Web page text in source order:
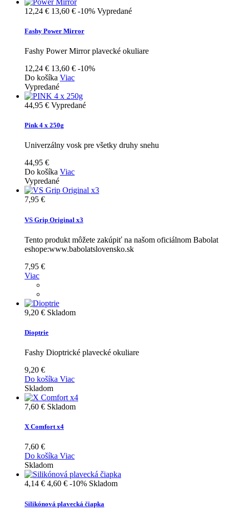
12,24 € 13,60 € -10% Vypredané
Fashy Power Mirror
Fashy Power Mirror plavecké okuliare
12,24 € 13,60 € -10%
Do košíka Viac
Vypredané
44,95 € Vypredané
Pink 4 x 250g
Univerzálny vosk pre všetky druhy snehu
44,95 €
Do košíka Viac
Vypredané
7,95 €
VS Grip Original x3
Tento produkt môžete zakúpiť na našom oficiálnom Babolat
eshope:www.babolatslovensko.sk
7,95 €
Viac
9,20 € Skladom
Dioptrie
Fashy Dioptrické plavecké okuliare
9,20 €
Do košíka Viac
Skladom
7,60 € Skladom
X Comfort x4
7,60 €
Do košíka Viac
Skladom
4,14 € 4,60 € -10% Skladom
Silikónová plavecká čiapka